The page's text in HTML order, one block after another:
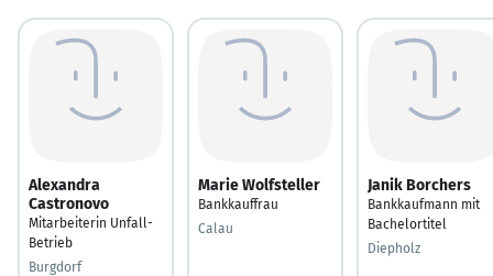
Alexandra
Castronovo
Mitarbeiterin Unfall-
Betrieb
Burgdorf
Marie Wolfsteller
Bankkauffrau
Calau
Janik Borchers
Bankkaufmann mit
Bachelortitel
Diepholz